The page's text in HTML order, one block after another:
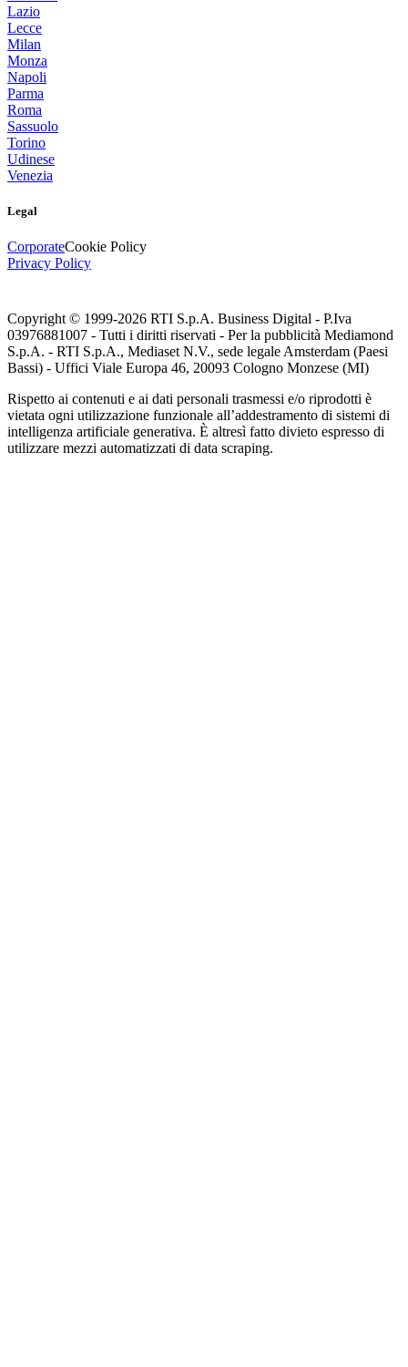
Lazio
Lecce
Milan
Monza
Napoli
Parma
Roma
Sassuolo
Torino
Udinese
Venezia
Legal
CorporateCookie Policy
Privacy Policy
Copyright © 1999-2026 RTI S.p.A. Business Digital - P.Iva
03976881007 - Tutti i diritti riservati - Per la pubblicità Mediamond
S.p.A. - RTI S.p.A., Mediaset N.V., sede legale Amsterdam (Paesi
Bassi) - Uffici Viale Europa 46, 20093 Cologno Monzese (MI)
Rispetto ai contenuti e ai dati personali trasmessi e/o riprodotti è
vietata ogni utilizzazione funzionale all’addestramento di sistemi di
intelligenza artificiale generativa. È altresì fatto divieto espresso di
utilizzare mezzi automatizzati di data scraping.